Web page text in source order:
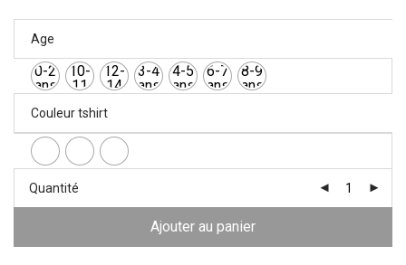
Age
0-2
ans
10-
11
ans
12-
14
ans
3-4
ans
4-5
ans
6-7
ans
8-9
ans
Couleur tshirt
Quantité
Ajouter au panier